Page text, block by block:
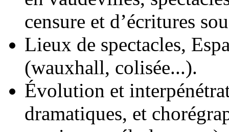
censure et d’écritures
Lieux de spectacles,
(wauxhall, colisée...).
Évolution et
dramatiques, et